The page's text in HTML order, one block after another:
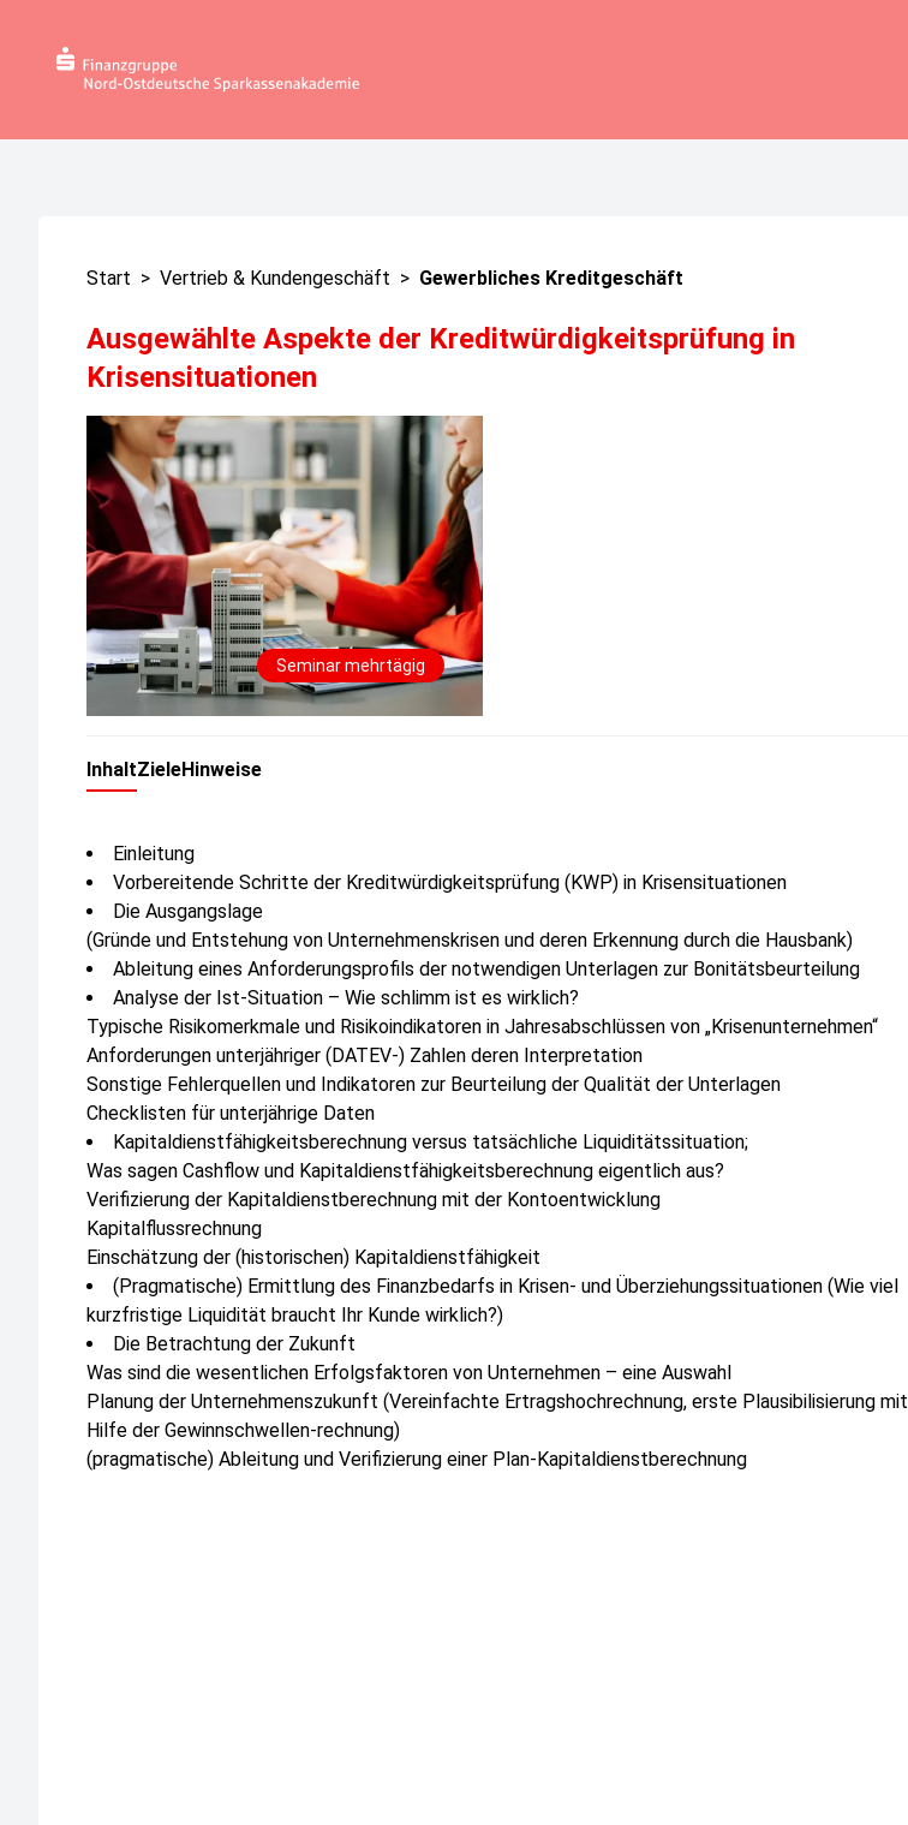
Start > Vertrieb & Kundengeschäft > Gewerbliches Kreditgeschäft
Ausgewählte Aspekte der Kreditwürdigkeitsprüfung in
Krisensituationen
Seminar mehrtägig
InhaltZieleHinweise
Einleitung
Vorbereitende Schritte der Kreditwürdigkeitsprüfung (KWP) in Krisensituationen
Die Ausgangslage
(Gründe und Entstehung von Unternehmenskrisen und deren Erkennung durch die Hausbank)
Ableitung eines Anforderungsprofils der notwendigen Unterlagen zur Bonitätsbeurteilung
Analyse der Ist-Situation – Wie schlimm ist es wirklich?
Typische Risikomerkmale und Risikoindikatoren in Jahresabschlüssen von „Krisenunternehmen“
Anforderungen unterjähriger (DATEV-) Zahlen deren Interpretation
Sonstige Fehlerquellen und Indikatoren zur Beurteilung der Qualität der Unterlagen
Checklisten für unterjährige Daten
Kapitaldienstfähigkeitsberechnung versus tatsächliche Liquiditätssituation;
Was sagen Cashflow und Kapitaldienstfähigkeitsberechnung eigentlich aus?
Verifizierung der Kapitaldienstberechnung mit der Kontoentwicklung
Kapitalflussrechnung
Einschätzung der (historischen) Kapitaldienstfähigkeit
(Pragmatische) Ermittlung des Finanzbedarfs in Krisen- und Überziehungssituationen (Wie viel
kurzfristige Liquidität braucht Ihr Kunde wirklich?)
Die Betrachtung der Zukunft
Was sind die wesentlichen Erfolgsfaktoren von Unternehmen – eine Auswahl
Planung der Unternehmenszukunft (Vereinfachte Ertragshochrechnung, erste Plausibilisierung mit
Hilfe der Gewinnschwellen-rechnung)
(pragmatische) Ableitung und Verifizierung einer Plan-Kapitaldienstberechnung